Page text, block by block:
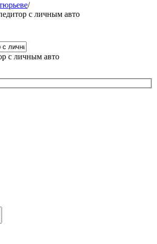
/
с личным авто
с личным авто